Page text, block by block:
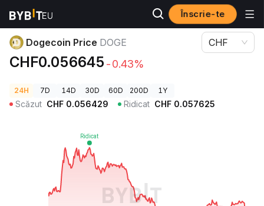
Înscrie-te
Prețuri Crypto
Dogecoin Price DOGE
CHF0.056645 -0.43%
CHF
24H 7D 14D 30D 60D 200D 1Y
Scăzut CHF 0.056429 Ridicat CHF 0.057625